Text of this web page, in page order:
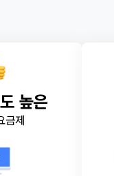
높은
금제